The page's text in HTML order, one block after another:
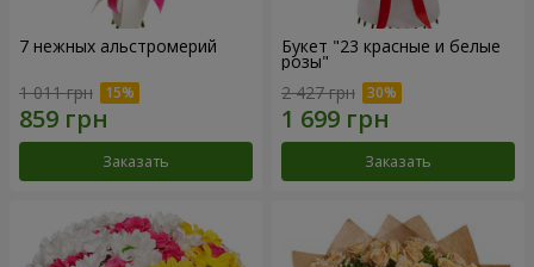
7 нежных альстромерий
1 011 грн
Заказать
Букет "23 красные и белые
розы"
2 427 грн
Заказать